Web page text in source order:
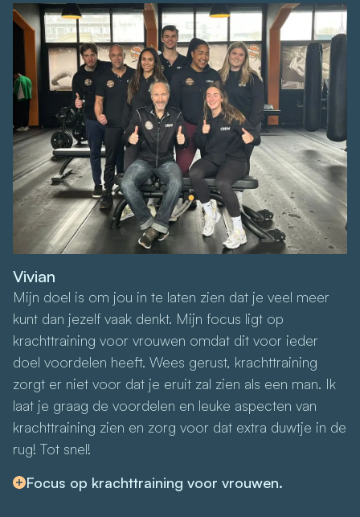
Vivian
Mijn doel is om jou in te laten zien dat je veel meer
kunt dan jezelf vaak denkt. Mijn focus ligt op
krachttraining voor vrouwen omdat dit voor ieder
doel voordelen heeft. Wees gerust, krachttraining
zorgt er niet voor dat je eruit zal zien als een man. Ik
laat je graag de voordelen en leuke aspecten van
krachttraining zien en zorg voor dat extra duwtje in de
rug! Tot snel!
Focus op krachttraining voor vrouwen.